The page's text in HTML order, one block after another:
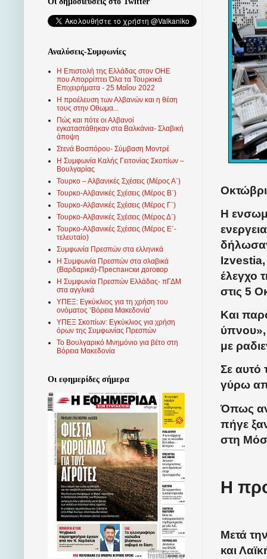
Η
Izvestia,
έλεγχο
στις 5
Και
ύπνου»,
με
Σε αυτό
γύρω
Όπως
πήγε
στη
Η
Μετά
και
Αναλύσεις-Συμφωνίες
Η Επιστολή της Ελλάδας στον ΟΗΕ
που Απορρίπτει Όλα τα Τουρκικά
Επιχειρήματα - 25 Μαΐου 2022
Η προέλευση των Αλβανών και η θέση
τους στην Οθωμα...
Πώς και πότε οι Αλβανοί
εγκαταστάθηκαν στα Βαλκάνια- Σλαβική
άποψη
Στενά Βοσπόρου- Σύμβαση Μοντρέ
Η Συμφωνία Καλής Γειτονίας Σκοπίων –
Βουλγαρίας
Τουρκο – Αλβανικές Σχέσεις (Mέρος Α΄)
Τουρκο-Αλβανικές Σχέσεις (Μέρος Β΄)
Τουρκο-Αλβανικές Σχέσεις (Μέρος Γ΄)
Τουρκο-Αλβανικές Σχέσεις (Μέρος Δ΄)
Τουρκο-Αλβανικές Σχέσεις (Μέρος Ε΄-
τελευταίο)
Συμφωνία Πρεσπών στα ελληνικά
Η Συμφωνία Πρεσπών στα σλαβικά
(Βαρδαρικά)-Преспански договор
Η Συμφωνία Πρεσπών Ελλάδας- πΓΔΜ
στα αγγλικά
ΥΠΕΞ: Εγκύκλιος για τη χρήση του
ονόματος ‘Βόρεια Μακεδονία’
ΥΠΕΞ Σκοπίων: Εγκύκλιος για χρήση
όρων της Συμφωνίας Πρεσπών
Το Βουλγαρικό Μνημόνιο για βέτο στη
Βόρεια Μακεδονία
Οι εφημερίδες σήμερα